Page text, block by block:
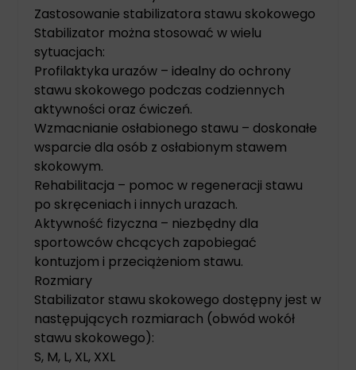
Zastosowanie stabilizatora stawu skokowego
Stabilizator można stosować w wielu
sytuacjach:
Profilaktyka urazów – idealny do ochrony
stawu skokowego podczas codziennych
aktywności oraz ćwiczeń.
Wzmacnianie osłabionego stawu – doskonałe
wsparcie dla osób z osłabionym stawem
skokowym.
Rehabilitacja – pomoc w regeneracji stawu
po skręceniach i innych urazach.
Aktywność fizyczna – niezbędny dla
sportowców chcących zapobiegać
kontuzjom i przeciążeniom stawu.
Rozmiary
Stabilizator stawu skokowego dostępny jest w
następujących rozmiarach (obwód wokół
stawu skokowego):
S, M, L, XL, XXL